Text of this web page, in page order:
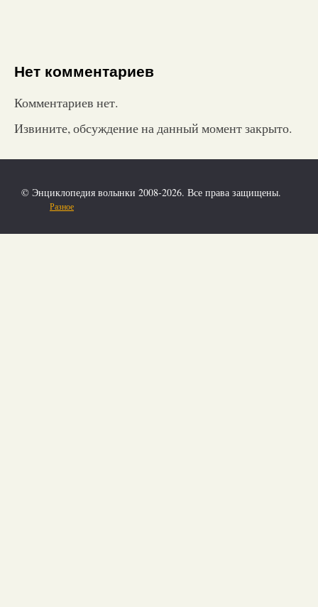
Нет комментариев
Комментариев нет.
Извините, обсуждение на данный момент закрыто.
© Энциклопедия волынки 2008-2026. Все права защищены.
Разное